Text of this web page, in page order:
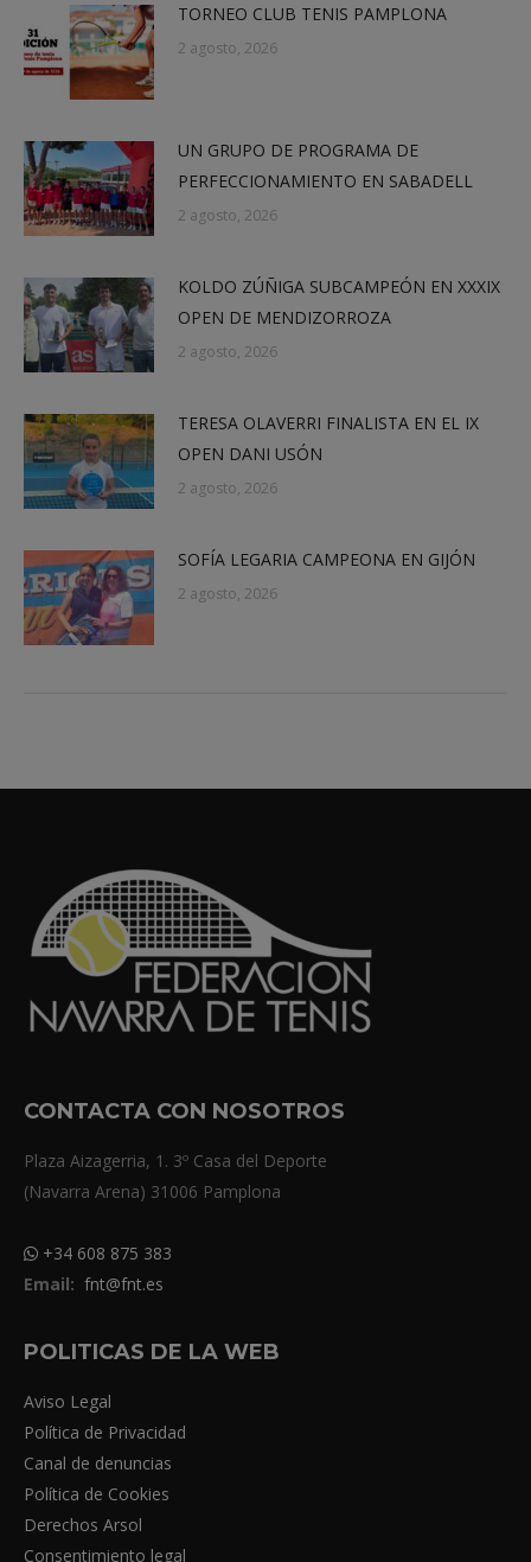
TORNEO CLUB TENIS PAMPLONA
2 agosto, 2026
UN GRUPO DE PROGRAMA DE
PERFECCIONAMIENTO EN SABADELL
2 agosto, 2026
KOLDO ZÚÑIGA SUBCAMPEÓN EN XXXIX
OPEN DE MENDIZORROZA
2 agosto, 2026
TERESA OLAVERRI FINALISTA EN EL IX
OPEN DANI USÓN
2 agosto, 2026
SOFÍA LEGARIA CAMPEONA EN GIJÓN
2 agosto, 2026
CONTACTA CON NOSOTROS
Plaza Aizagerria, 1. 3º Casa del Deporte
(Navarra Arena) 31006 Pamplona
+34 608 875 383
Email: fnt@fnt.es
POLITICAS DE LA WEB
Aviso Legal
Política de Privacidad
Canal de denuncias
Política de Cookies
Derechos Arsol
Consentimiento legal